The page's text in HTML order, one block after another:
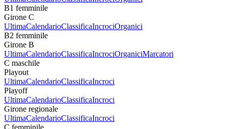
B1 femminile
Girone C
UltimaCalendarioClassificaIncrociOrganici
B2 femminile
Girone B
UltimaCalendarioClassificaIncrociOrganiciMarcatori
C maschile
Playout
UltimaCalendarioClassificaIncroci
Playoff
UltimaCalendarioClassificaIncroci
Girone regionale
UltimaCalendarioClassificaIncroci
C femminile